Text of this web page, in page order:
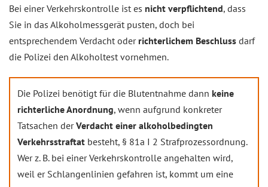
Bei einer Verkehrskontrolle ist es nicht verpflichtend, dass
Sie in das Alkoholmessgerät pusten, doch bei
entsprechendem Verdacht oder richterlichem Beschluss darf
die Polizei den Alkoholtest vornehmen.
Die Polizei benötigt für die Blutentnahme dann keine
richterliche Anordnung, wenn aufgrund konkreter
Tatsachen derVerdacht einer alkoholbedingten
Verkehrsstraftat besteht, § 81a I 2 Strafprozessordnung.
Wer z. B. bei einer Verkehrskontrolle angehalten wird,
weil er Schlangenlinien gefahren ist, kommt um eine